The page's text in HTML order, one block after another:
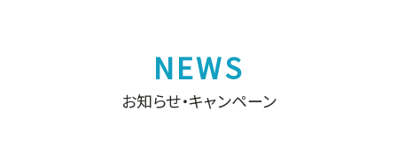
お知らせ・キャンペーン